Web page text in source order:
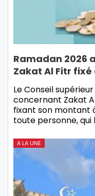
Ramadan 2026
Zakat Al Fitr fixé
Le Conseil
concernant Zakat
fixant son montant
toute personne, qui
A LA UNE